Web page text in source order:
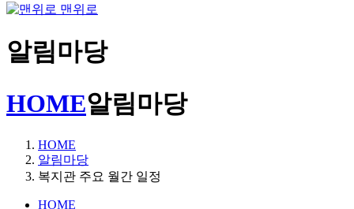
맨위로
알림마당
HOME알림마당
HOME
알림마당
복지관 주요 월간 일정
HOME